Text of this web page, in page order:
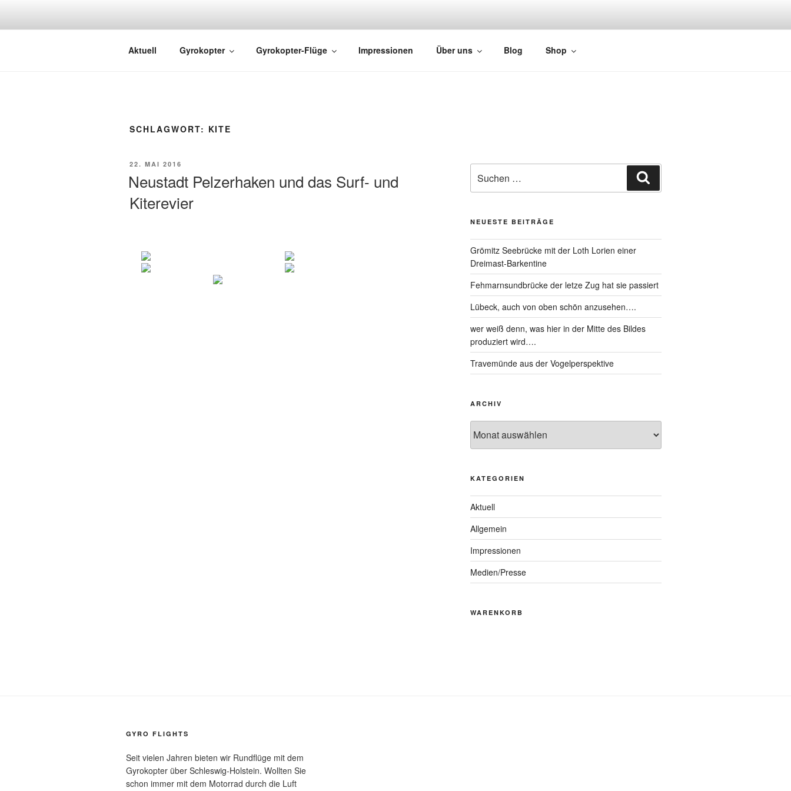
GYRO FLIGHTS
Rundflüge mit dem Gyrocopter
Aktuell Gyrokopter Gyrokopter-Flüge Impressionen Über uns Blog Shop
SCHLAGWORT: KITE
22. MAI 2016
Neustadt Pelzerhaken und das Surf- und
Kiterevier
NEUESTE BEITRÄGE
Grömitz Seebrücke mit der Loth Lorien einer
Dreimast-Barkentine
Fehmarnsundbrücke der letze Zug hat sie passiert
Lübeck, auch von oben schön anzusehen….
wer weiß denn, was hier in der Mitte des Bildes
produziert wird….
Travemünde aus der Vogelperspektive
ARCHIV
KATEGORIEN
Aktuell
Allgemein
Impressionen
Medien/Presse
WARENKORB
GYRO FLIGHTS
Seit vielen Jahren bieten wir Rundflüge mit dem
Gyrokopter über Schleswig-Holstein. Wollten Sie
schon immer mit dem Motorrad durch die Luft